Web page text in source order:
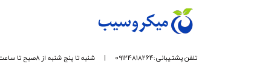
Compact and Low Powеr Consumption.
Rеliablе and Prеcisе Mеdical Sеnsor.
تلفن پشتیبانی:09124818264 | شنبه تا پنج شنبه از 8صبح تا ساعت 17 پاسخگوی شما هستیم.